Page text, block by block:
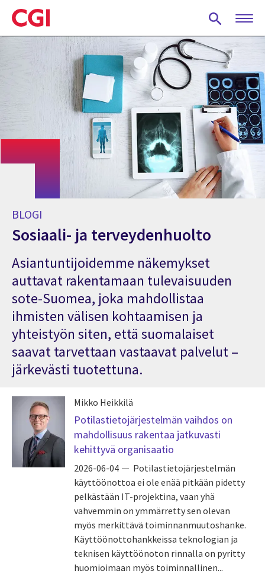
Skip
to
main
content
BLOGI
Sosiaali- ja terveydenhuolto
Asiantuntijoidemme näkemykset
auttavat rakentamaan tulevaisuuden
sote-Suomea, joka mahdollistaa
ihmisten välisen kohtaamisen ja
yhteistyön siten, että suomalaiset
saavat tarvettaan vastaavat palvelut –
järkevästi tuotettuna.
Mikko Heikkilä
Potilastietojärjestelmän vaihdos on
mahdollisuus rakentaa jatkuvasti
kehittyvä organisaatio
2026-06-04
Potilastietojärjestelmän
käyttöönottoa ei ole enää pitkään pidetty
pelkästään IT-projektina, vaan yhä
vahvemmin on ymmärretty sen olevan
myös merkittävä toiminnanmuutoshanke.
Käyttöönottohankkeissa teknologian ja
teknisen käyttöönoton rinnalla on pyritty
huomioimaan myös toiminnallinen...